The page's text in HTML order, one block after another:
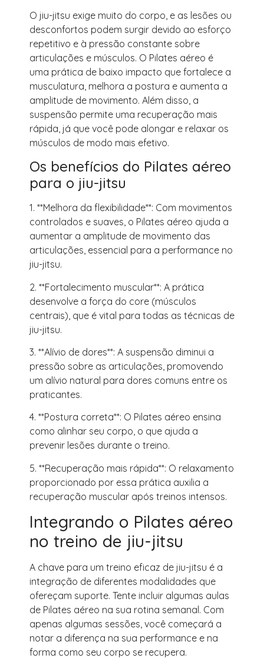
O jiu-jitsu exige muito do corpo, e as lesões ou
desconfortos podem surgir devido ao esforço
repetitivo e à pressão constante sobre
articulações e músculos. O Pilates aéreo é
uma prática de baixo impacto que fortalece a
musculatura, melhora a postura e aumenta a
amplitude de movimento. Além disso, a
suspensão permite uma recuperação mais
rápida, já que você pode alongar e relaxar os
músculos de modo mais efetivo.
Os benefícios do Pilates aéreo
para o jiu-jitsu
1. **Melhora da flexibilidade**: Com movimentos
controlados e suaves, o Pilates aéreo ajuda a
aumentar a amplitude de movimento das
articulações, essencial para a performance no
jiu-jitsu.
2. **Fortalecimento muscular**: A prática
desenvolve a força do core (músculos
centrais), que é vital para todas as técnicas de
jiu-jitsu.
3. **Alívio de dores**: A suspensão diminui a
pressão sobre as articulações, promovendo
um alívio natural para dores comuns entre os
praticantes.
4. **Postura correta**: O Pilates aéreo ensina
como alinhar seu corpo, o que ajuda a
prevenir lesões durante o treino.
5. **Recuperação mais rápida**: O relaxamento
proporcionado por essa prática auxilia a
recuperação muscular após treinos intensos.
Integrando o Pilates aéreo
no treino de jiu-jitsu
A chave para um treino eficaz de jiu-jitsu é a
integração de diferentes modalidades que
ofereçam suporte. Tente incluir algumas aulas
de Pilates aéreo na sua rotina semanal. Com
apenas algumas sessões, você começará a
notar a diferença na sua performance e na
forma como seu corpo se recupera.